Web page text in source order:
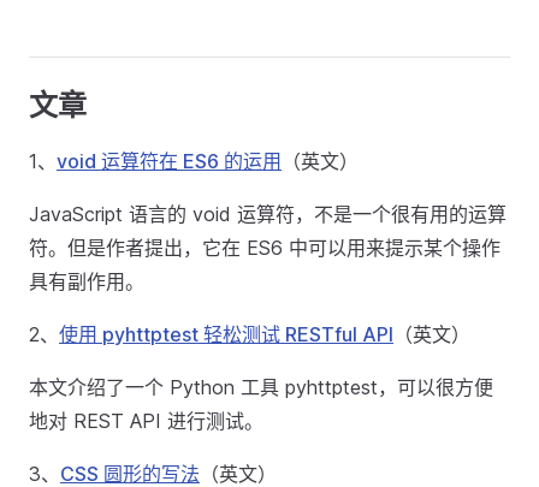
文章
1、 void 运算符在 ES6 的运用 （英文）
JavaScript 语言的 void 运算符，不是一个很有用的运算
符。但是作者提出，它在 ES6 中可以用来提示某个操作
具有副作用。
2、 使用 pyhttptest 轻松测试 RESTful API （英文）
本文介绍了一个 Python 工具 pyhttptest，可以很方便
地对 REST API 进行测试。
3、 CSS 圆形的写法 （英文）